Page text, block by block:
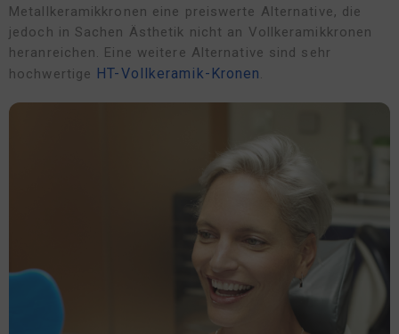
Metallkeramikkronen eine preiswerte Alternative, die
jedoch in Sachen Ästhetik nicht an Vollkeramikkronen
heranreichen. Eine weitere Alternative sind sehr
hochwertige HT-Vollkeramik-Kronen.